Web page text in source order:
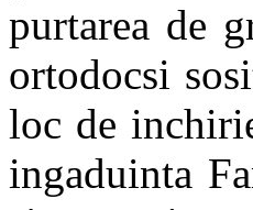
purtarea de
ortodocsi
loc de
ingaduinta